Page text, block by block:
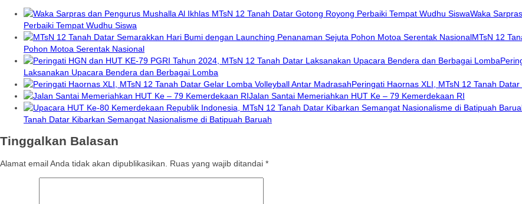
Waka
Perbaiki Tempat Wudhu Siswa
MTsN 12
Pohon Motoa Serentak Nasional
Laksanakan Upacara Bendera dan Berbagai Lomba
Peringati Haornas XLI, MTsN 12 Tanah
Jalan Santai Memeriahkan HUT Ke – 79 Kemerdekaan RI
Tanah Datar Kibarkan Semangat Nasionalisme di Batipuah Baruah
Tinggalkan Balasan
Alamat email Anda tidak akan dipublikasikan. Ruas yang wajib ditandai *